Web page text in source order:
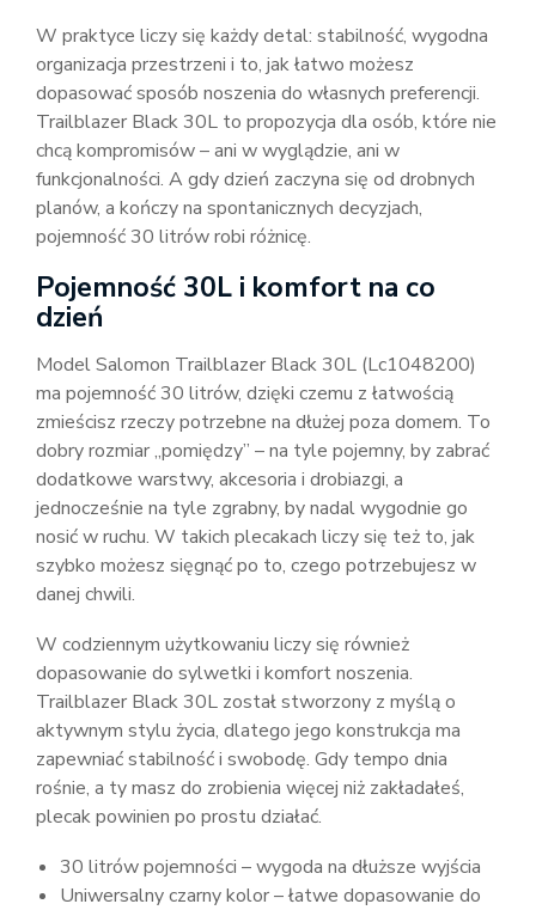
W praktyce liczy się każdy detal: stabilność, wygodna
organizacja przestrzeni i to, jak łatwo możesz
dopasować sposób noszenia do własnych preferencji.
Trailblazer Black 30L to propozycja dla osób, które nie
chcą kompromisów – ani w wyglądzie, ani w
funkcjonalności. A gdy dzień zaczyna się od drobnych
planów, a kończy na spontanicznych decyzjach,
pojemność 30 litrów robi różnicę.
Pojemność 30L i komfort na co
dzień
Model Salomon Trailblazer Black 30L (Lc1048200)
ma pojemność 30 litrów, dzięki czemu z łatwością
zmieścisz rzeczy potrzebne na dłużej poza domem. To
dobry rozmiar „pomiędzy” – na tyle pojemny, by zabrać
dodatkowe warstwy, akcesoria i drobiazgi, a
jednocześnie na tyle zgrabny, by nadal wygodnie go
nosić w ruchu. W takich plecakach liczy się też to, jak
szybko możesz sięgnąć po to, czego potrzebujesz w
danej chwili.
W codziennym użytkowaniu liczy się również
dopasowanie do sylwetki i komfort noszenia.
Trailblazer Black 30L został stworzony z myślą o
aktywnym stylu życia, dlatego jego konstrukcja ma
zapewniać stabilność i swobodę. Gdy tempo dnia
rośnie, a ty masz do zrobienia więcej niż zakładałeś,
plecak powinien po prostu działać.
30 litrów pojemności – wygoda na dłuższe wyjścia
Uniwersalny czarny kolor – łatwe dopasowanie do